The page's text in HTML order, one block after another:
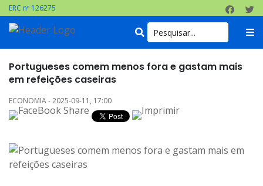
ERC nº 126275
Portugueses comem menos fora e gastam mais
em refeições caseiras
ECONOMIA - 2025-09-11, 17:00